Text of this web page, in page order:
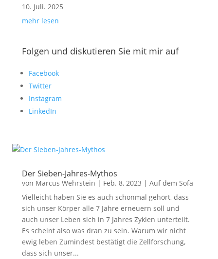
10. Juli. 2025
mehr lesen
Folgen und diskutieren Sie mit mir auf
Facebook
Twitter
Instagram
LinkedIn
Der Sieben-Jahres-Mythos
von Marcus Wehrstein | Feb. 8, 2023 | Auf dem Sofa
Vielleicht haben Sie es auch schonmal gehört, dass
sich unser Körper alle 7 Jahre erneuern soll und
auch unser Leben sich in 7 Jahres Zyklen unterteilt.
Es scheint also was dran zu sein. Warum wir nicht
ewig leben Zumindest bestätigt die Zellforschung,
dass sich unser...